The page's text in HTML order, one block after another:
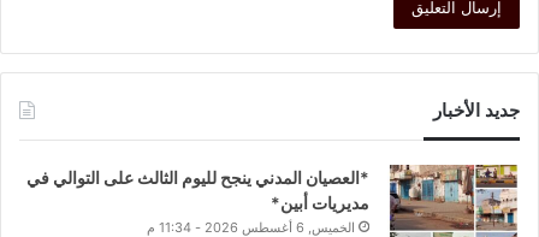
جديد الأخبار
*العصيان المدني ينجح لليوم الثالث على التوالي في
مديريات أبين*
الخميس, 6 أغسطس 2026 - 11:34 م